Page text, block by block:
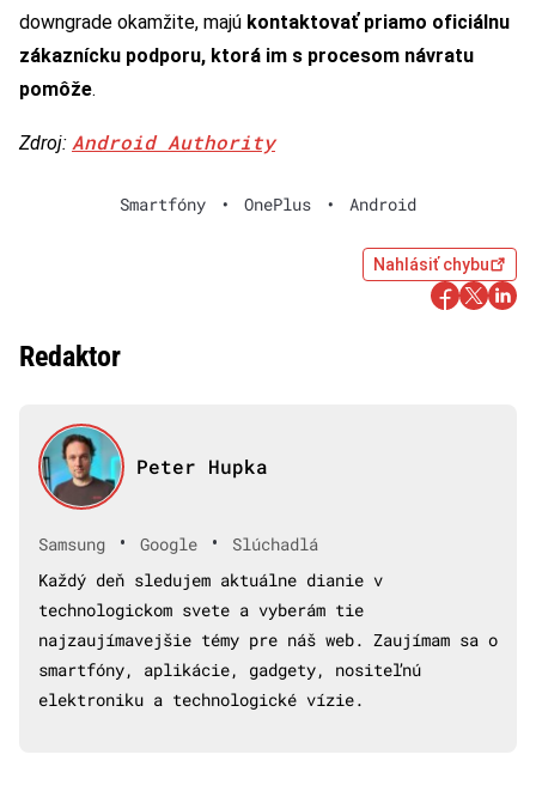
downgrade okamžite, majú kontaktovať priamo oficiálnu
zákaznícku podporu, ktorá im s procesom návratu
pomôže.
Zdroj: Android Authority
Smartfóny • OnePlus • Android
Nahlásiť chybu
Redaktor
Peter Hupka
Samsung • Google •
Slúchadlá
Každý deň sledujem aktuálne dianie v
technologickom svete a vyberám tie
najzaujímavejšie témy pre náš web. Zaujímam sa o
smartfóny, aplikácie, gadgety, nositeľnú
elektroniku a technologické vízie.